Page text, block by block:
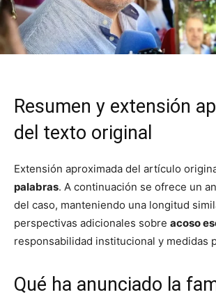
Resumen y extensión
del texto original
Extensión aproximada del artículo
palabras. A continuación se ofrece un
del caso, manteniendo una longitud
perspectivas adicionales sobre acoso
responsabilidad institucional y medidas
Qué ha anunciado la